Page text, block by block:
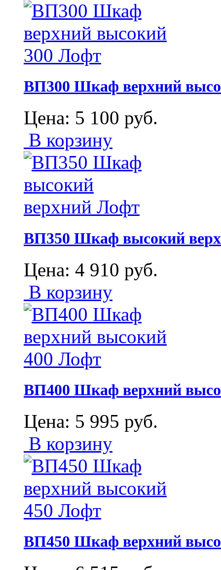
ВП300 Шкаф верхний
Цена: 5 100 руб.
В корзину
ВП350 Шкаф высокий
Цена: 4 910 руб.
В корзину
ВП400 Шкаф верхний
Цена: 5 995 руб.
В корзину
ВП450 Шкаф верхний